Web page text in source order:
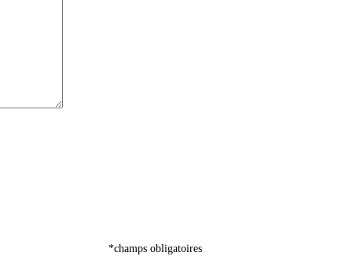
*champs obligatoires